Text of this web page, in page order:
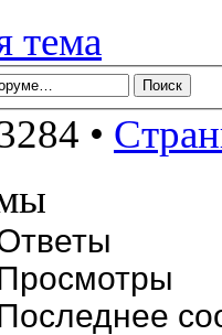
тема
•